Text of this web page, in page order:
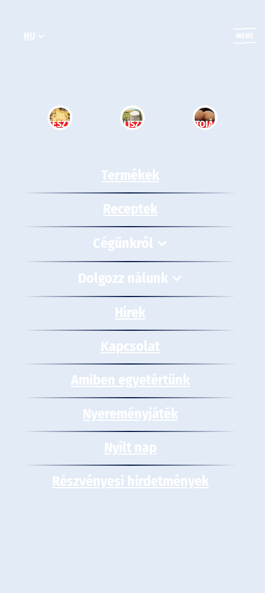
tartalomhoz
HU MENÜ
TÉSZTA LISZT TOJÁS
Termékek
Receptek
Cégünkről
Dolgozz nálunk
Hírek
Kapcsolat
Amiben egyetértünk
Nyereményjáték
Nyílt nap
Részvényesi hirdetmények